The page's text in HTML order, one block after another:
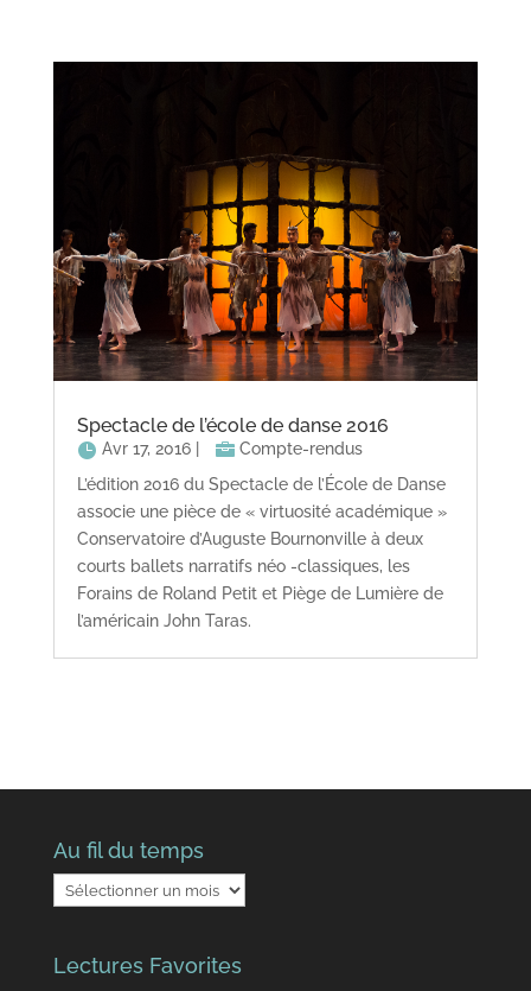
Spectacle de l’école de danse 2016
Avr 17, 2016|
Compte-rendus
L’édition 2016 du Spectacle de l’École de Danse
associe une pièce de « virtuosité académique »
Conservatoire d’Auguste Bournonville à deux
courts ballets narratifs néo -classiques, les
Forains de Roland Petit et Piège de Lumière de
l’américain John Taras.
Au fil du temps
Au
fil
temps
Lectures Favorites